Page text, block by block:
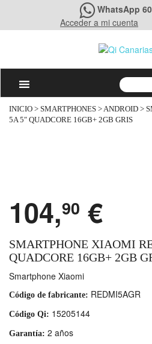
WhatsApp
Acceder a mi cuenta
INICIO > SMARTPHONES >ANDROID >
5A 5″ QUADCORE 16GB+ 2GB GRIS
104,90 €
SMARTPHONE XIAOMI
QUADCORE 16GB+ 2GB
Smartphone Xiaomi
Código de fabricante: REDMI5AGR
Código Qi: 15205144
Garantía: 2 años